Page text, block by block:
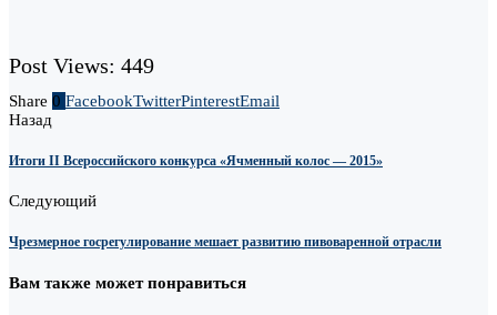
Post Views: 449
Share 0 FacebookTwitterPinterestEmail
Назад
Итоги II Всероссийского конкурса «Ячменный колос — 2015»
Следующий
Чрезмерное госрегулирование мешает развитию пивоваренной отрасли
Вам также может понравиться